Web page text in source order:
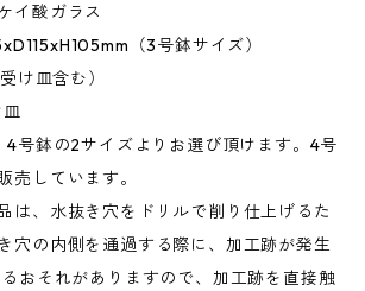
イ酸ガラス
（3号鉢サイズ）
け皿含む）
4号鉢の2サイズよりお選び頂けます。4号
売しています。
は、水抜き穴をドリルで削り仕上げるた
穴の内側を通過する際に、加工跡が発生
おそれがありますので、加工跡を直接触